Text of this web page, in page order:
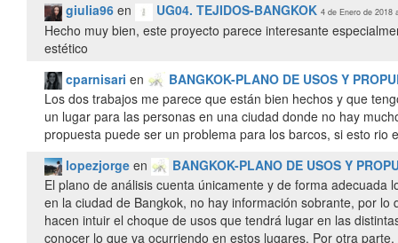
giulia96 en UG04. TEJIDOS-BANGKOK 4 de Enero de 2018
Hecho muy bien, este proyecto parece interesante
estético
cparnisari en
BANGKOK-PLANO DE USOS Y
Los dos trabajos me parece que están bien hechos y que
un lugar para las personas en una ciudad donde no hay
propuesta puede ser un problema para los barcos, si esto
lopezjorge en
BANGKOK-PLANO DE USOS Y
El plano de análisis cuenta únicamente y de forma
en la ciudad de Bangkok, no hay información sobrante, por
hacen intuir el choque de usos que tendrá lugar en las
conocer lo que va ocurriendo en estos lugares. Por otra